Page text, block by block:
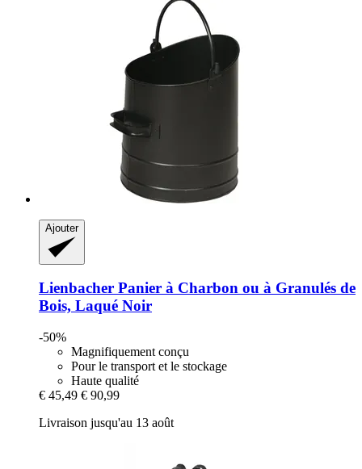
Ajouter
Lienbacher Panier à Charbon ou à Granulés de
Bois, Laqué Noir
-50%
Magnifiquement conçu
Pour le transport et le stockage
Haute qualité
€ 45,49 € 90,99
Livraison jusqu'au 13 août